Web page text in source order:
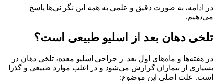
در ادامه، به‌ صورت دقیق و علمی به همه این نگرانی‌ها پاسخ
می‌دهیم.
تلخی دهان بعد از اسلیو طبیعی است؟
در هفته‌ها و ماه‌های اول بعد از جراحی اسلیو معده، تلخی دهان در
بسیاری از بیماران گزارش می‌شود و در اغلب موارد طبیعی و گذرا
است. علت اصلی این موضوع: